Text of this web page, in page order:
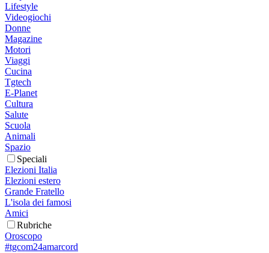
Lifestyle
Videogiochi
Donne
Magazine
Motori
Viaggi
Cucina
Tgtech
E-Planet
Cultura
Salute
Scuola
Animali
Spazio
Speciali
Elezioni Italia
Elezioni estero
Grande Fratello
L'isola dei famosi
Amici
Rubriche
Oroscopo
#tgcom24amarcord